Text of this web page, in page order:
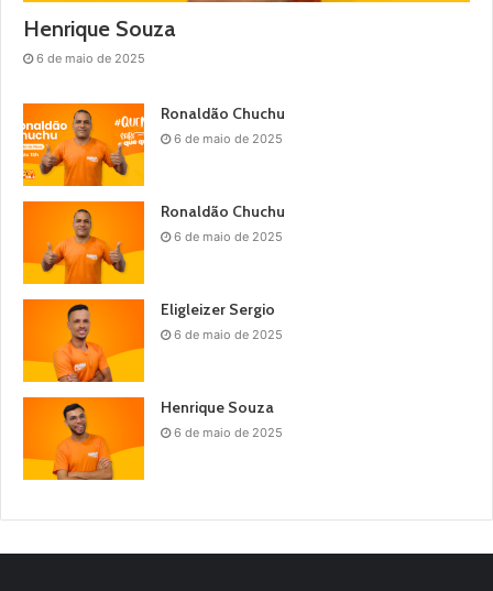
Henrique Souza
6 de maio de 2025
Ronaldão Chuchu
6 de maio de 2025
Ronaldão Chuchu
6 de maio de 2025
Eligleizer Sergio
6 de maio de 2025
Henrique Souza
6 de maio de 2025